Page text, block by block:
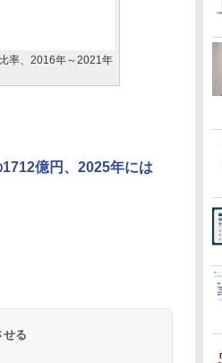
率、2016年～2021年
億円、2025年には
せる